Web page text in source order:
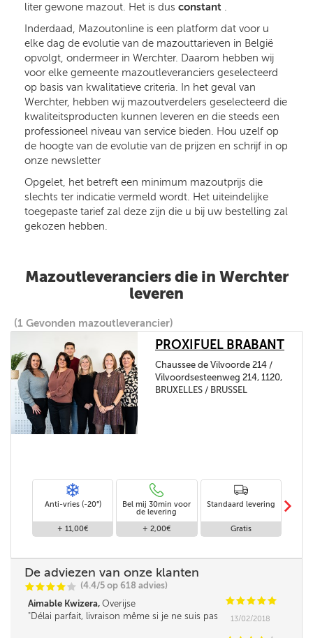
liter gewone mazout. Het is dus constant .
Inderdaad, Mazoutonline is een platform dat voor u
elke dag de evolutie van de mazouttarieven in België
opvolgt, ondermeer in Werchter. Daarom hebben wij
voor elke gemeente mazoutleveranciers geselecteerd
op basis van kwalitatieve criteria. In het geval van
Werchter, hebben wij mazoutverdelers geselecteerd die
kwaliteitsproducten kunnen leveren en die steeds een
professioneel niveau van service bieden. Hou uzelf op
de hoogte van de evolutie van de prijzen en schrijf in op
onze newsletter
Opgelet, het betreft een minimum mazoutprijs die
slechts ter indicatie vermeld wordt. Het uiteindelijke
toegepaste tarief zal deze zijn die u bij uw bestelling zal
gekozen hebben.
Mazoutleveranciers die in Werchter
leveren
(1 Gevonden mazoutleverancier)
PROXIFUEL BRABANT
Chaussee de Vilvoorde 214 /
Vilvoordsesteenweg 214, 1120,
BRUXELLES / BRUSSEL
Anti-vries (-20°)
+ 11,00€
Bel mij 30min voor
de levering
+ 2,00€
Standaard levering
Gratis
m
De adviezen van onze klanten
CCCC C (4.4/5 op 618 advies)
Aimable Kwizera, Overijse CCCCC
Délai parfait, livraison même si je ne suis pas
13/02/2018